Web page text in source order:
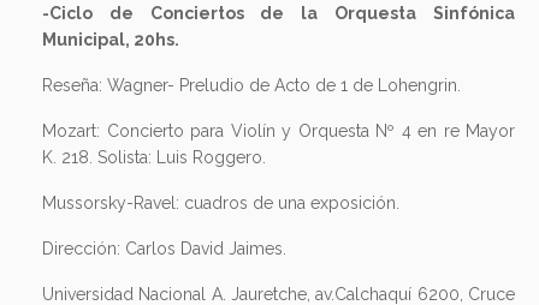
-Ciclo de Conciertos de la Orquesta Sinfónica
Municipal, 20hs.
Reseña: Wagner- Preludio de Acto de 1 de Lohengrin.
Mozart: Concierto para Violín y Orquesta Nº 4 en re Mayor
K. 218. Solista: Luis Roggero.
Mussorsky-Ravel: cuadros de una exposición.
Dirección: Carlos David Jaimes.
Universidad Nacional A. Jauretche, av.Calchaquí 6200, Cruce